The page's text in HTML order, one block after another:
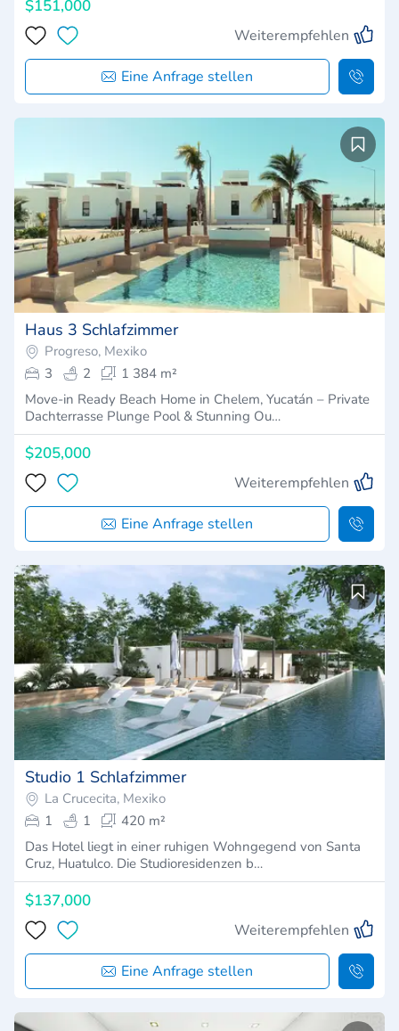
$151,000
Weiterempfehlen
Eine Anfrage stellen
Haus 3 Schlafzimmer
Progreso, Mexiko
3
2
1 384 m²
Move-in Ready Beach Home in Chelem, Yucatán – Private
Dachterrasse Plunge Pool & Stunning Ou…
$205,000
Weiterempfehlen
Eine Anfrage stellen
Studio 1 Schlafzimmer
La Crucecita, Mexiko
1
1
420 m²
Das Hotel liegt in einer ruhigen Wohngegend von Santa
Cruz, Huatulco. Die Studioresidenzen b…
$137,000
Weiterempfehlen
Eine Anfrage stellen